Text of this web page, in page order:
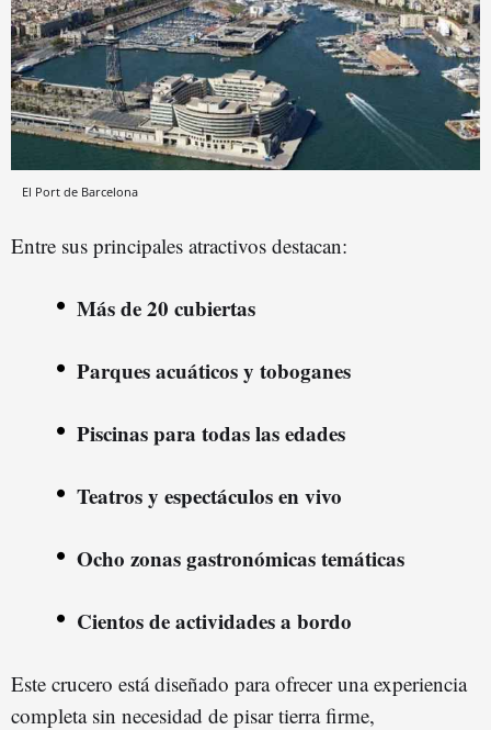
El Port de Barcelona
Entre sus principales atractivos destacan:
Más de 20 cubiertas
Parques acuáticos y toboganes
Piscinas para todas las edades
Teatros y espectáculos en vivo
Ocho zonas gastronómicas temáticas
Cientos de actividades a bordo
Este crucero está diseñado para ofrecer una experiencia
completa sin necesidad de pisar tierra firme,